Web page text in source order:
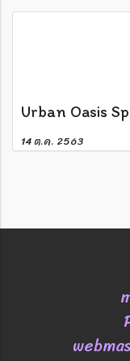
Urban Oasis
14 ต.ค. 2563